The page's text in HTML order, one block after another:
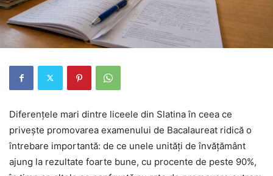
Diferențele mari dintre liceele din Slatina în ceea ce
privește promovarea examenului de Bacalaureat ridică o
întrebare importantă: de ce unele unități de învățământ
ajung la rezultate foarte bune, cu procente de peste 90%,